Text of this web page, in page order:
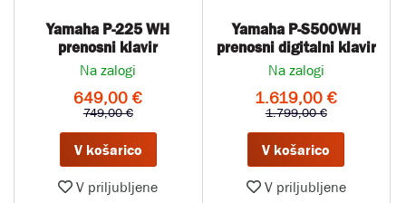
Yamaha P-225 WH
prenosni klavir
Na zalogi
649,00 €
749,00 €
V košarico
V priljubljene
Yamaha P-S500WH
prenosni digitalni klavir
Na zalogi
1.619,00 €
1.799,00 €
V košarico
V priljubljene